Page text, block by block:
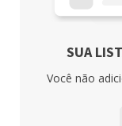
SUA
Você não